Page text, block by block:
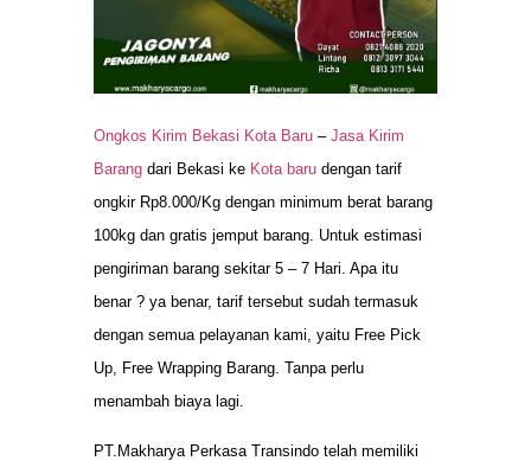
Ongkos Kirim Bekasi Kota Baru – Jasa Kirim
Barang dari Bekasi ke Kota baru dengan tarif
ongkir Rp8.000/Kg dengan minimum berat barang
100kg dan gratis jemput barang. Untuk estimasi
pengiriman barang sekitar 5 – 7 Hari. Apa itu
benar ? ya benar, tarif tersebut sudah termasuk
dengan semua pelayanan kami, yaitu Free Pick
Up, Free Wrapping Barang. Tanpa perlu
menambah biaya lagi.
PT.Makharya Perkasa Transindo telah memiliki